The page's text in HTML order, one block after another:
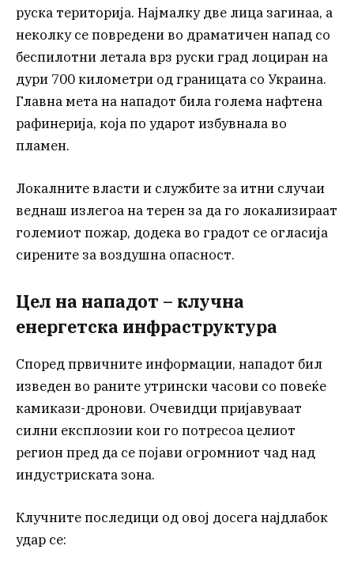
руска територија. Најмалку две лица загинаа, а
неколку се повредени во драматичен напад со
беспилотни летала врз руски град лоциран на
дури 700 километри од границата со Украина.
Главна мета на нападот била голема нафтена
рафинерија, која по ударот избувнала во
пламен.
Локалните власти и службите за итни случаи
веднаш излегоа на терен за да го локализираат
големиот пожар, додека во градот се огласија
сирените за воздушна опасност.
Цел на нападот – клучна
енергетска инфраструктура
Според првичните информации, нападот бил
изведен во раните утрински часови со повеќе
камикази-дронови. Очевидци пријавуваат
силни експлозии кои го потресоа целиот
регион пред да се појави огромниот чад над
индустриската зона.
Клучните последици од овој досега најдлабок
удар се: